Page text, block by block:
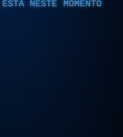
NESTE MOMENTO